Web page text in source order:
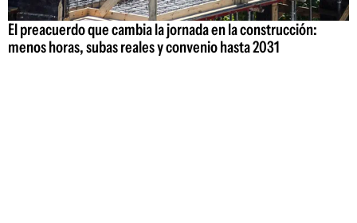
El preacuerdo que cambia la jornada en la construcción:
menos horas, subas reales y convenio hasta 2031